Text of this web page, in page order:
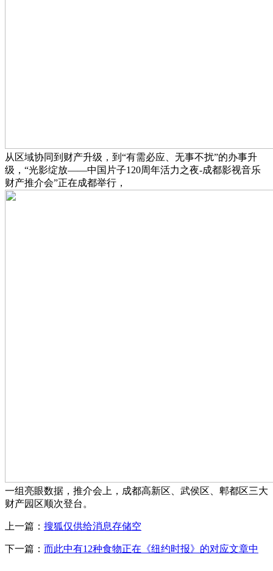
从区域协同到财产升级，到“有需必应、无事不扰”的办事升
级，“光影绽放——中国片子120周年活力之夜-成都影视音乐
财产推介会”正在成都举行，
一组亮眼数据，推介会上，成都高新区、武侯区、郫都区三大
财产园区顺次登台。
上一篇： 搜狐仅供给消息存储空
下一篇： 而此中有12种食物正在《纽约时报》的对应文章中